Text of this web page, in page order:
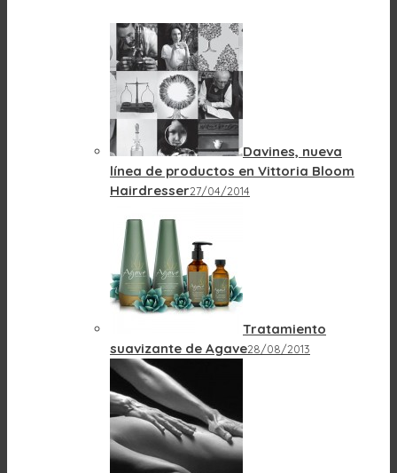
Davines, nueva
línea de productos en Vittoria Bloom
Hairdresser27/04/2014
Tratamiento
suavizante de Agave28/08/2013